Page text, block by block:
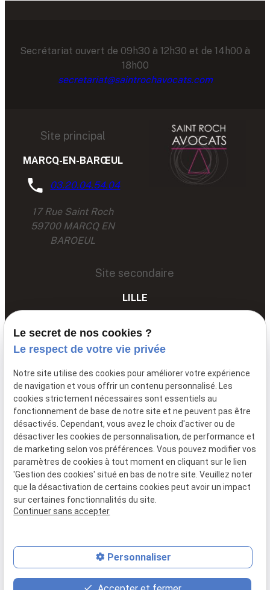
Secrétariat ouvert de 09h30 à 12h30 et de 14h00 à
18h00
secretariat@saintrochavocats.com
Site principal
MARCQ-EN-BARŒUL
03.20.04.54.04
17 Rue Saint Roch
59700 MARCQ EN
BAROEUL
Site secondaire
LILLE
68 Av. du Peuple Belge,
Mentions légales
Politique de
confidentialité
Gestion
des
cookies
Plan du
site
Siret: : 85061251600011
place contact_page phone
Le secret de nos cookies ?
Le respect de votre vie privée
Notre site utilise des cookies pour améliorer votre expérience
de navigation et vous offrir un contenu personnalisé. Les
cookies strictement nécessaires sont essentiels au
fonctionnement de base de notre site et ne peuvent pas être
désactivés. Cependant, vous avez le choix d'activer ou de
désactiver les cookies de personnalisation, de performance et
de marketing selon vos préférences. Vous pouvez modifier vos
paramètres de cookies à tout moment en cliquant sur le lien
'Gestion des cookies' situé en bas de notre site. Veuillez noter
que la désactivation de certains cookies peut avoir un impact
sur certaines fonctionnalités du site.
Continuer sans accepter
Personnaliser